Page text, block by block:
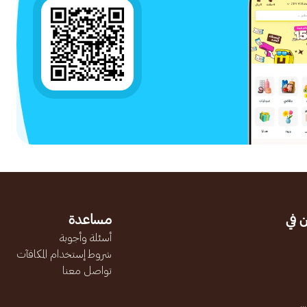
في مساعدة
أسئلة وأجوبة
شروط إستخدام المكافآت
تواصل معنا